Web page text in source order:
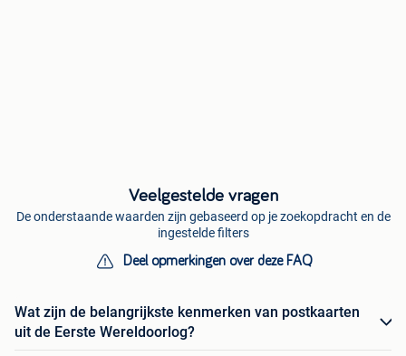
Veelgestelde vragen
De onderstaande waarden zijn gebaseerd op je zoekopdracht en de
ingestelde filters
Deel opmerkingen over deze FAQ
Wat zijn de belangrijkste kenmerken van postkaarten
uit de Eerste Wereldoorlog?